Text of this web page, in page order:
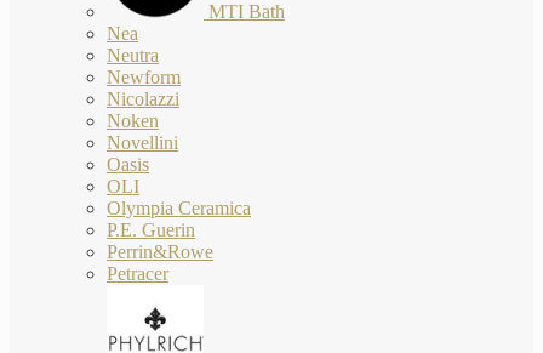
MTI Bath
Nea
Neutra
Newform
Nicolazzi
Noken
Novellini
Oasis
OLI
Olympia Ceramica
P.E. Guerin
Perrin&Rowe
Petracer